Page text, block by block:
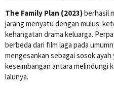
The Family Plan (2023)berhasil
jarang menyatu dengan mulus:
kehangatan drama keluarga.
berbeda dari film laga pada
mengesankan sebagai sosok ayah
keseimbangan antara melindungi
lalunya.